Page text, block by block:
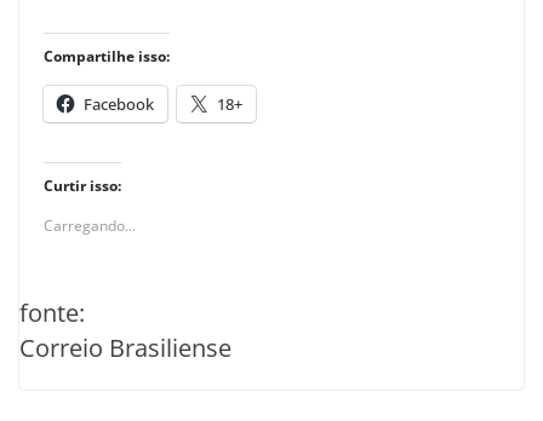
Compartilhe isso:
Facebook 18+
Curtir isso:
Carregando...
fonte:
Correio Brasiliense